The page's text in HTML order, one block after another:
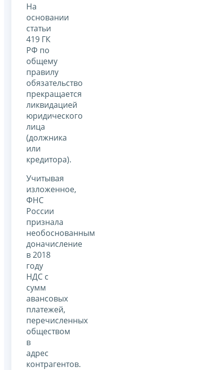
На
основании
статьи
419 ГК
РФ по
общему
правилу
обязательство
прекращается
ликвидацией
юридического
лица
(должника
или
кредитора).
Учитывая
изложенное,
ФНС
России
признала
необоснованным
доначисление
в 2018
году
НДС с
сумм
авансовых
платежей,
перечисленных
обществом
в
адрес
контрагентов.